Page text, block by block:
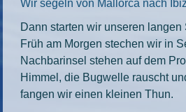
Wir segeln von Mallorca nach
Dann starten wir unseren langen
Früh am Morgen stechen wir in
Nachbarinsel stehen auf dem
Himmel, die Bugwelle rauscht
fangen wir einen kleinen Thun.